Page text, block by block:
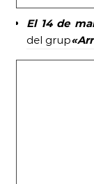
El 14 de
del grup